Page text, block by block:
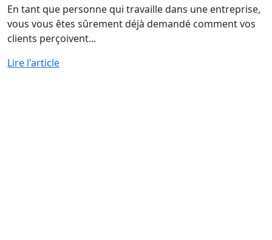
En tant que personne qui travaille dans une entreprise,
vous vous êtes sûrement déjà demandé comment vos
clients perçoivent...
Lire l'article